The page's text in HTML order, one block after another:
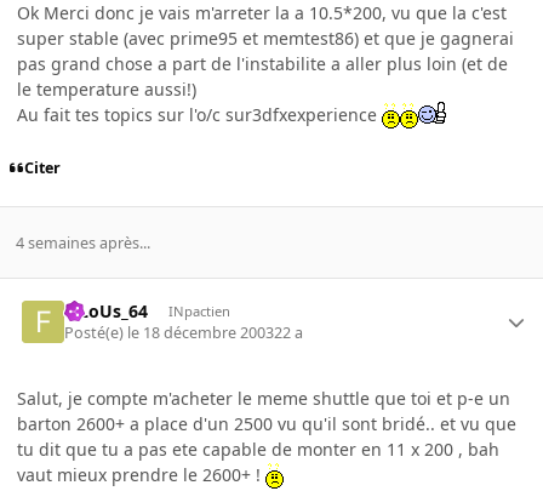
Ok Merci donc je vais m'arreter la a 10.5*200, vu que la c'est
super stable (avec prime95 et memtest86) et que je gagnerai
pas grand chose a part de l'instabilite a aller plus loin (et de
le temperature aussi!)
Au fait tes topics sur l'o/c sur3dfxexperience
Citer
4 semaines après...
FiLoUs_64 INpactien
Posté(e) le 18 décembre 200322 a
Salut, je compte m'acheter le meme shuttle que toi et p-e un
barton 2600+ a place d'un 2500 vu qu'il sont bridé.. et vu que
tu dit que tu a pas ete capable de monter en 11 x 200 , bah
vaut mieux prendre le 2600+ !